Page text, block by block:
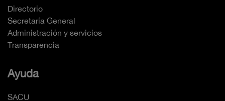
Directorio
Secretaría General
Administración y servicios
Transparencia
Ayuda
SACU